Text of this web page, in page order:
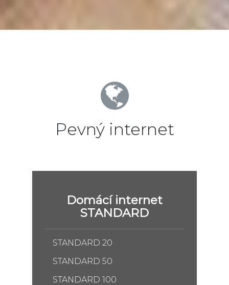
Pevný internet
Domácí internet
STANDARD
STANDARD 20
STANDARD 50
STANDARD 100